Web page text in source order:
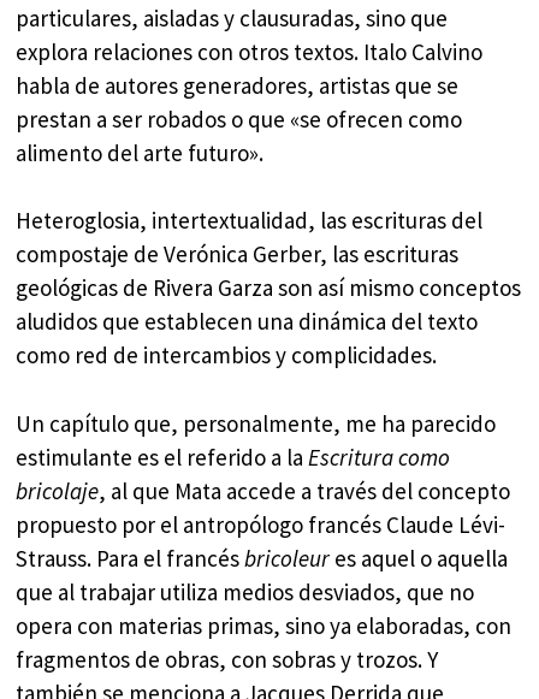
particulares, aisladas y clausuradas, sino que
explora relaciones con otros textos. Italo Calvino
habla de autores generadores, artistas que se
prestan a ser robados o que «se ofrecen como
alimento del arte futuro».
Heteroglosia, intertextualidad, las escrituras del
compostaje de Verónica Gerber, las escrituras
geológicas de Rivera Garza son así mismo conceptos
aludidos que establecen una dinámica del texto
como red de intercambios y complicidades.
Un capítulo que, personalmente, me ha parecido
estimulante es el referido a laEscritura como
bricolaje, al que Mata accede a través del concepto
propuesto por el antropólogo francés Claude Lévi-
Strauss. Para el francésbricoleur es aquel o aquella
que al trabajar utiliza medios desviados, que no
opera con materias primas, sino ya elaboradas, con
fragmentos de obras, con sobras y trozos. Y
también se menciona a Jacques Derrida que